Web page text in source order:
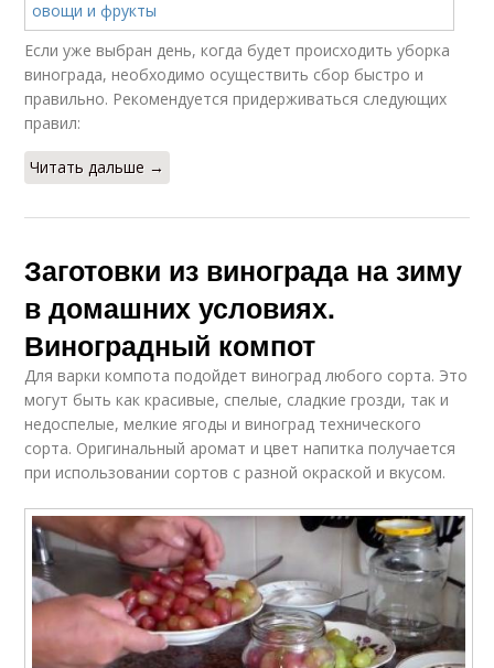
Если уже выбран день, когда будет происходить уборка
винограда, необходимо осуществить сбор быстро и
правильно. Рекомендуется придерживаться следующих
правил:
Читать дальше →
Заготовки из винограда на зиму
в домашних условиях.
Виноградный компот
Для варки компота подойдет виноград любого сорта. Это
могут быть как красивые, спелые, сладкие грозди, так и
недоспелые, мелкие ягоды и виноград технического
сорта. Оригинальный аромат и цвет напитка получается
при использовании сортов с разной окраской и вкусом.